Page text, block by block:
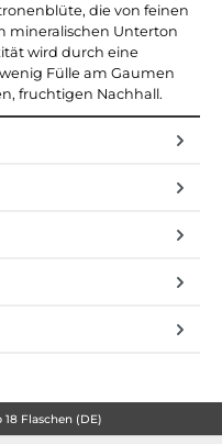
die von feinen
mineralischen Unterton
wird durch eine
Fülle am Gaumen
fruchtigen Nachhall.
18 Flaschen (DE)